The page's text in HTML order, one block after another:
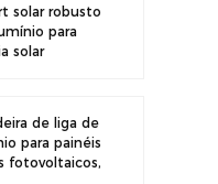
solar robusto
para
solar
de liga de
para painéis
fotovoltaicos,